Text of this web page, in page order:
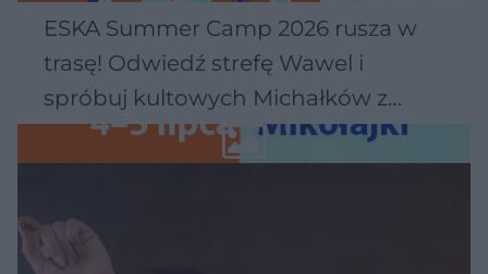
ESKA Summer Camp 2026 rusza w
trasę! Odwiedź strefę Wawel i
spróbuj kultowych Michałków z
Wawelu